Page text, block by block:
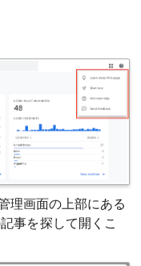
理画面の上部にある
事を探して開くこ